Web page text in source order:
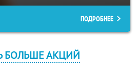
ПОДРОБНЕЕ
БОЛЬШЕ АКЦИЙ